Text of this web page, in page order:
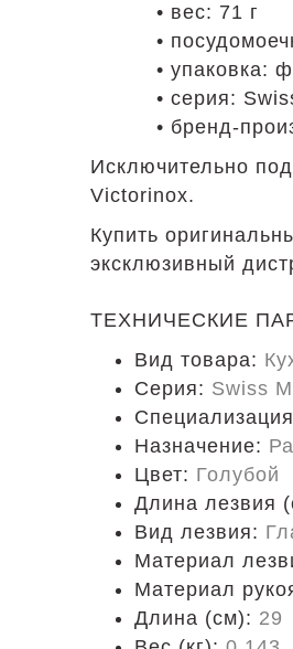
• вес: 71 г
•
• упаковка:
• серия:
• бренд-
Исключительно
Victorinox.
Купить
эксклюзивный
ТЕХНИЧЕСКИЕ
Вид товара:
Серия: Swiss
Назначение:
Цвет: Голубой
Длина лезвия
Вид лезвия:
Материал
Материал
Длина (cм): 29